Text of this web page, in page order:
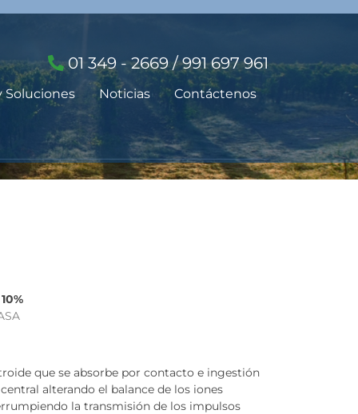
01 349 - 2669 / 991 697 961
Soluciones Noticias Contáctenos
que se absorbe por contacto e ingestión
alterando el balance de los iones
la transmisión de los impulsos